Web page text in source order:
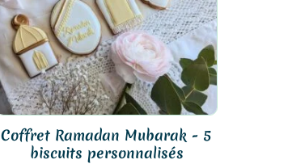
Coffret Ramadan Mubarak - 5
biscuits personnalisés